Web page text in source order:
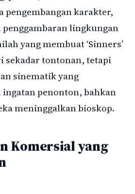
pengembangan karakter,
lingkungan
yang membuat ‘Sinners’
sekadar tontonan, tetapi
sinematik yang
ingatan penonton, bahkan
meninggalkan bioskop.
Komersial yang